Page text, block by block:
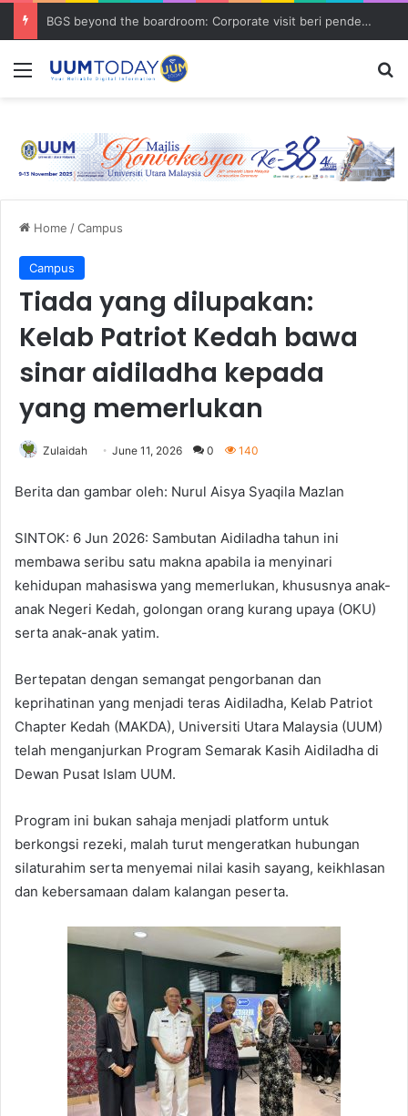
BGS beyond the boardroom: Corporate visit beri pendedahan dunia korporat kepada PELAJAR UUM
Menu
Home /Campus
Campus
Tiada yang dilupakan:
Kelab Patriot Kedah bawa
sinar aidiladha kepada
yang memerlukan
Zulaidah June 11, 2026 0 140
Berita dan gambar oleh: Nurul Aisya Syaqila Mazlan
SINTOK: 6 Jun 2026: Sambutan Aidiladha tahun ini
membawa seribu satu makna apabila ia menyinari
kehidupan mahasiswa yang memerlukan, khususnya anak-
anak Negeri Kedah, golongan orang kurang upaya (OKU)
serta anak-anak yatim.
Bertepatan dengan semangat pengorbanan dan
keprihatinan yang menjadi teras Aidiladha, Kelab Patriot
Chapter Kedah (MAKDA), Universiti Utara Malaysia (UUM)
telah menganjurkan Program Semarak Kasih Aidiladha di
Dewan Pusat Islam UUM.
Program ini bukan sahaja menjadi platform untuk
berkongsi rezeki, malah turut mengeratkan hubungan
silaturahim serta menyemai nilai kasih sayang, keikhlasan
dan kebersamaan dalam kalangan peserta.